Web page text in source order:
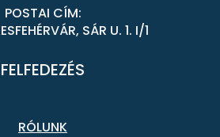
POSTAI CÍM:
SÁR U. 1. I/1
FELFEDEZÉS
RÓLUNK